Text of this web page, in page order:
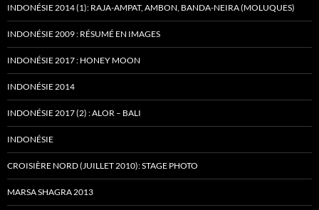
INDONÉSIE 2014 (1): RAJA-AMPAT, AMBON, BANDA-NEIRA (MOLUQUES)
INDONÉSIE 2009 : RÉSUMÉ EN IMAGES
INDONÉSIE 2017 : HONEY MOON
INDONÉSIE 2014
INDONÉSIE 2017 (2) : ALOR – BALI
INDONÉSIE
CROISIÈRE NORD (JUILLET 2010): STAGE PHOTO
MARSA SHAGRA 2013